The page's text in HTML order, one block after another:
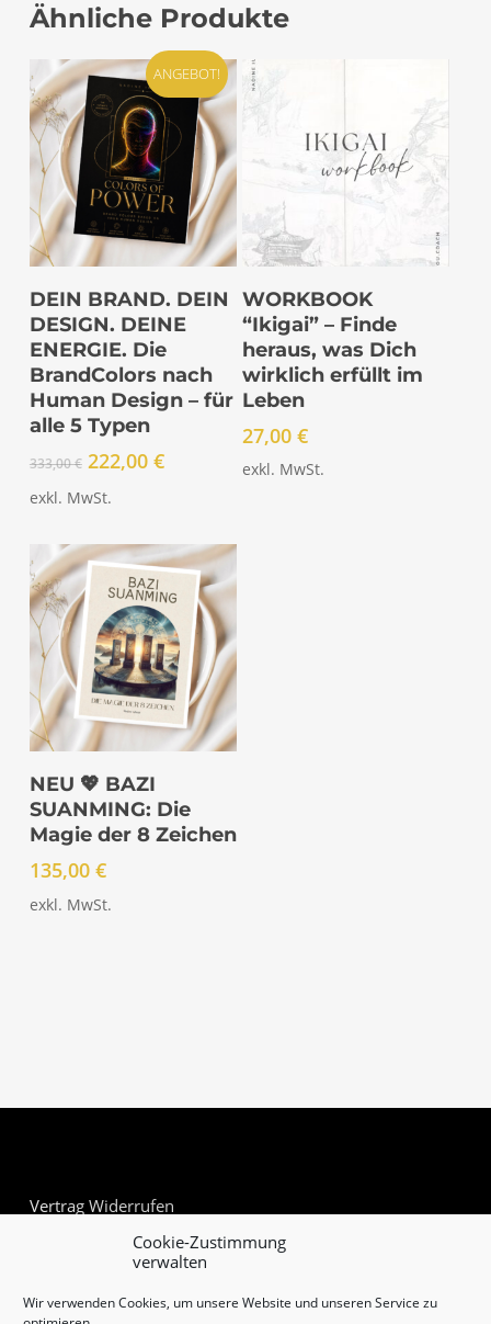
Cookie-Zustimmung
verwalten
Wir verwenden Cookies, um unsere Website und unseren Service zu
Ähnliche Produkte
ANGEBOT!
IN DEN
WARENKORB
DEIN BRAND. DEIN
DESIGN. DEINE
ENERGIE. Die
BrandColors nach
Human Design – für
alle 5 Typen
333,00€ Ursprünglicher
war:
222,00 €Aktueller
exkl. MwSt.
IN DEN
WARENKORB
WORKBOOK
“Ikigai” – Finde
heraus, was Dich
wirklich erfüllt im
Leben
27,00€
exkl. MwSt.
IN DEN
WARENKORB
NEU 💖 BAZI
SUANMING: Die
Magie der 8 Zeichen
135,00 €
exkl. MwSt.
Vertrag Widerrufen